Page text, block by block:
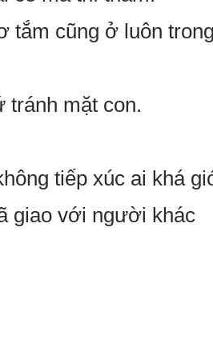
tắm cũng ở luôn trong
tránh mặt con.
tiếp xúc ai khá
giao với người khác